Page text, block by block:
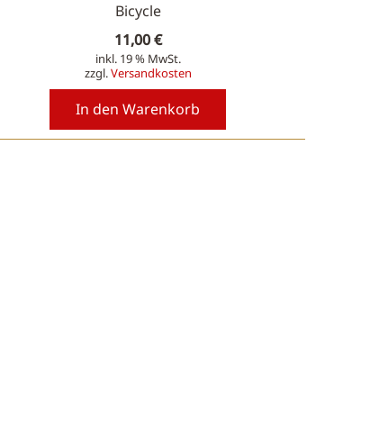
Bicycle
11,00€
inkl. 19 % MwSt.
zzgl.Versandkosten
In den Warenkorb